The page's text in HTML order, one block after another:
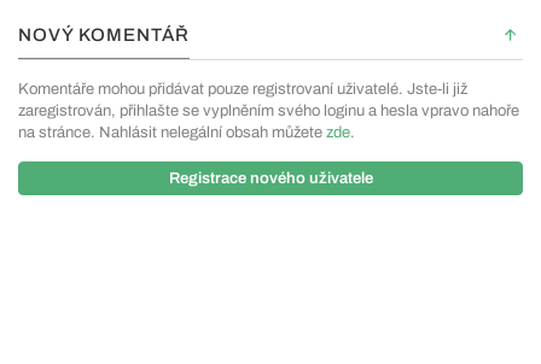
NOVÝ KOMENTÁŘ
Komentáře mohou přidávat pouze registrovaní uživatelé. Jste-li již
zaregistrován, přihlašte se vyplněním svého loginu a hesla vpravo nahoře
na stránce. Nahlásit nelegální obsah můžete zde.
Registrace nového uživatele